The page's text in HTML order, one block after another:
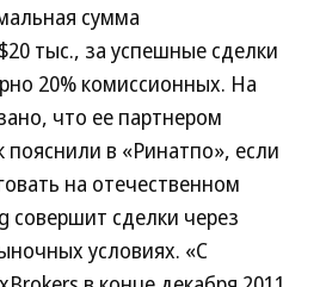
сумма
тыс., за успешные сделки
20% комиссионных. На
что ее партнером
пояснили в «Ринатпо», если
на отечественном
совершит сделки через
условиях. «С